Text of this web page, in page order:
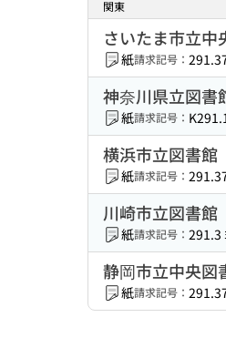
関東
さいたま市立中
紙請求記号：
神奈川県立図書
紙請求記号：
横浜市立図書館
紙請求記号：
川崎市立図書館
紙請求記号： 291.3
静岡市立中央図
紙請求記号：